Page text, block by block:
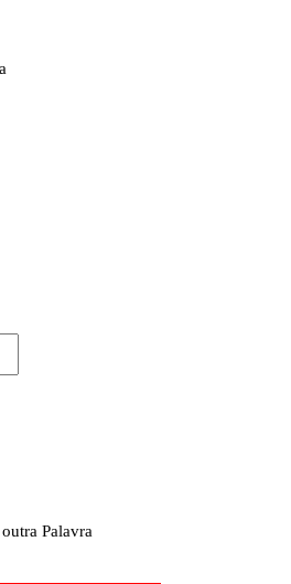
Palavra